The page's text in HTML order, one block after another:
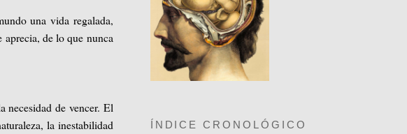
una vida regalada,
aprecia, de lo que nunca
necesidad de vencer. El
la inestabilidad
ÍNDICE CRONOLÓGICO